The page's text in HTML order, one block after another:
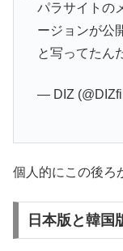
パラサイトの
ージョンが公
と写ってたん
— DIZ
個人的にこの後ろ
日本版と韓国